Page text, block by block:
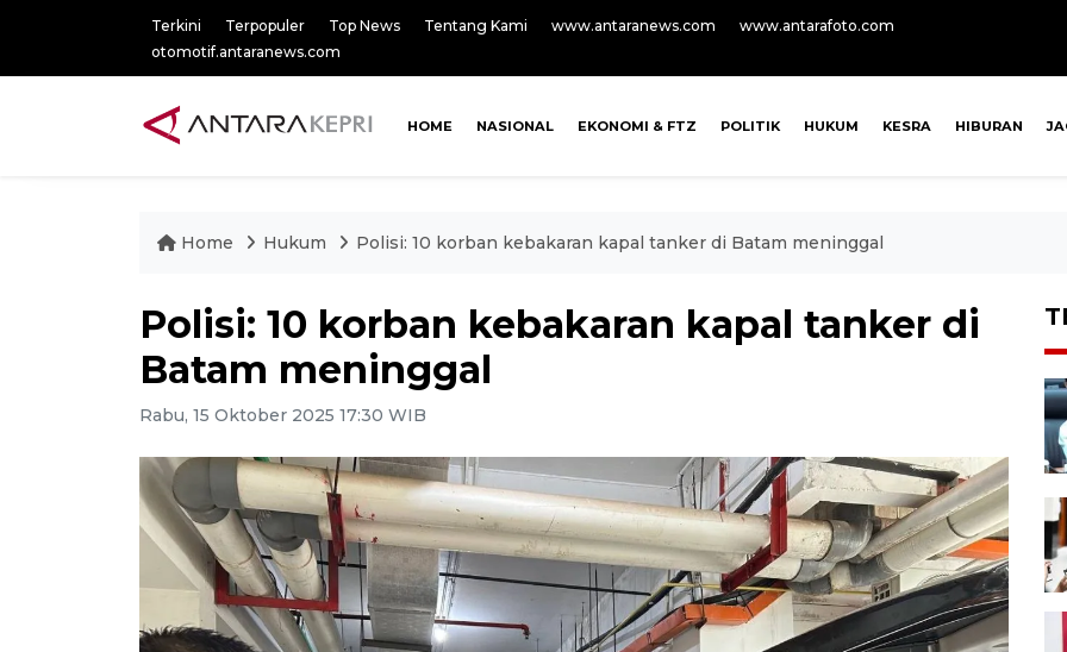
Terkini Terpopuler Top News Tentang Kami www.antaranews.com
www.antarafoto.com
otomotif.antaranews.com
HOME NASIONAL EKONOMI & FTZ POLITIK HUKUM KESRA HIBURAN
Home Hukum Polisi: 10 korban kebakaran kapal tanker di Batam meninggal
Polisi: 10 korban kebakaran kapal tanker di
Batam meninggal
Rabu, 15 Oktober 2025 17:30 WIB